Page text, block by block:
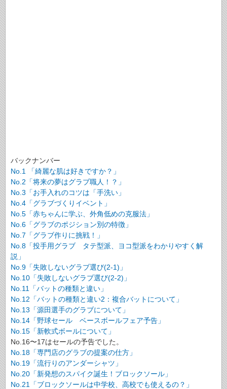
バックナンバー
No.1 「綺麗な肌は好きですか？」
No.2「将来の夢はグラブ職人！？」
No.3「お手入れのコツは「手洗い」
No.4「グラブづくりイベント」
No.5「赤ちゃんに学ぶ、外角低めの克服法」
No.6「グラブのポジション別の特徴」
No.7「グラブ作りに挑戦！」
No.8「投手用グラブ タテ型派、ヨコ型派をわかりやすく解
説」
No.9「失敗しないグラブ選び(2-1)」
No.10「失敗しないグラブ選び(2-2)」
No.11「バットの種類と違い」
No.12「バットの種類と違い2：複合バットについて」
No.13「源田選手のグラブについて」
No.14「野球セール ベースボールフェア予告」
No.15「新軟式ボールについて」
No.16〜17はセールの予告でした。
No.18「専門店のグラブの提案の仕方」
No.19「流行りのアンダーシャツ」
No.20「新発想のスパイク誕生！ブロックソール」
No.21「ブロックソールは中学校、高校でも使えるの？」